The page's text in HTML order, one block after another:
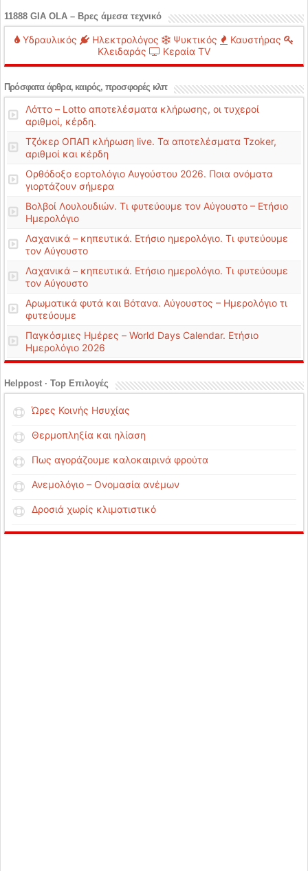
11888 GIA OLA – Βρες άμεσα τεχνικό
Υδραυλικός Ηλεκτρολόγος Ψυκτικός
Καυστήρας
Κλειδαράς
Κεραία TV
Πρόσφατα άρθρα, καιρός, προσφορές κλπ
Λόττο – Lotto αποτελέσματα κλήρωσης, οι τυχεροί
αριθμοί, κέρδη.
Τζόκερ ΟΠΑΠ κλήρωση live. Τα αποτελέσματα Tzoker,
αριθμοί και κέρδη
Ορθόδοξο εορτολόγιο Αυγούστου 2026. Ποια ονόματα
γιορτάζουν σήμερα
Βολβοί Λουλουδιών. Τι φυτεύουμε τον Αύγουστο – Ετήσιο
Ημερολόγιο
Λαχανικά – κηπευτικά. Ετήσιο ημερολόγιο. Τι φυτεύουμε
τον Αύγουστο
Λαχανικά – κηπευτικά. Ετήσιο ημερολόγιο. Τι φυτεύουμε
τον Αύγουστο
Αρωματικά φυτά και Βότανα. Αύγουστος – Ημερολόγιο τι
φυτεύουμε
Παγκόσμιες Ημέρες – World Days Calendar. Ετήσιο
Ημερολόγιο 2026
Helppost · Top Επιλογές
Ώρες Κοινής Ησυχίας
Θερμοπληξία και ηλίαση
Πως αγοράζουμε καλοκαιρινά φρούτα
Ανεμολόγιο – Ονομασία ανέμων
Δροσιά χωρίς κλιματιστικό